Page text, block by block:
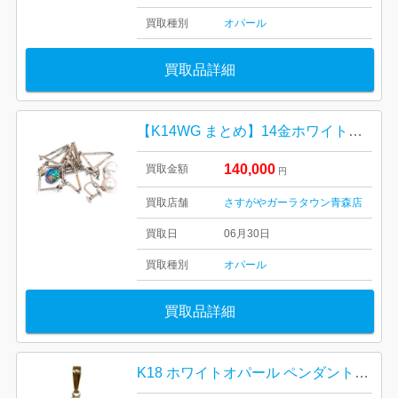
買取種別 オパール
買取品詳細
【K14WG まとめ】14金ホワイトゴールド・ブラックオパール・パール・真珠・ネックレス・指輪・貴金属・アクセサリー
買取金額 140,000 円
買取店舗 さすがやガーラタウン青森店
買取日 06月30日
買取種別 オパール
買取品詳細
K18 ホワイトオパール ペンダントトップ